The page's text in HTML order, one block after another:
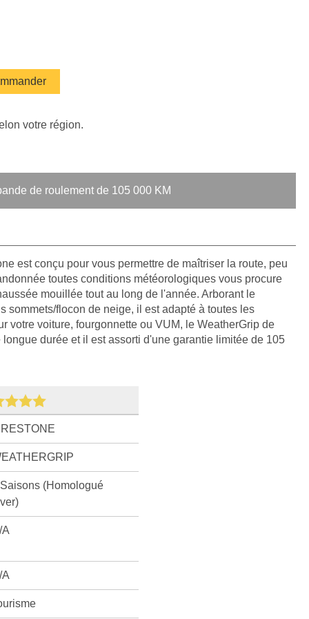
votre région.
de roulement de 105 000 KM
est conçu pour vous permettre de maîtriser la route, peu
toutes conditions météorologiques vous procure
mouillée tout au long de l'année. Arborant le
sommets/flocon de neige, il est adapté à toutes les
votre voiture, fourgonnette ou VUM, le WeatherGrip de
durée et il est assorti d'une garantie limitée de 105
(Homologué
A
A